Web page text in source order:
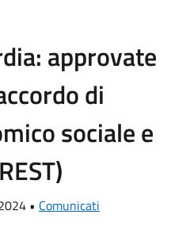
approvate
di
sociale e
• Comunicati